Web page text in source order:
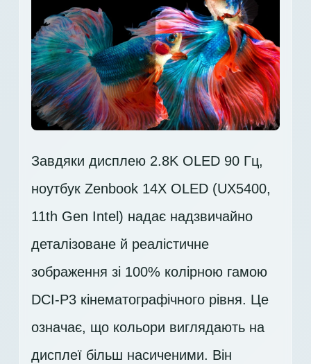
Завдяки дисплею 2.8K OLED 90 Гц,
ноутбук Zenbook 14X OLED (UX5400,
11th Gen Intel) надає надзвичайно
деталізоване й реалістичне
зображення зі 100% колірною гамою
DCI-P3 кінематографічного рівня. Це
означає, що кольори виглядають на
дисплеї більш насиченими. Він